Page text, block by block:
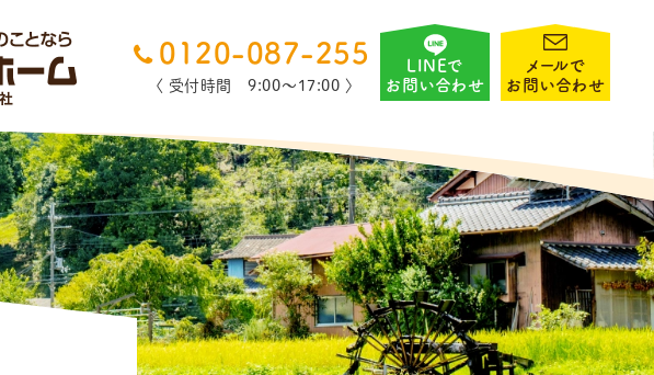
0120-087-255
〈 受付時間 9:00〜17:00 〉
LINEで
お問い合わせ
メールで
お問い合わせ